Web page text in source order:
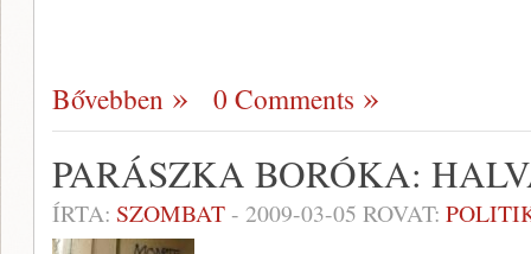
Bővebben 0 Comments
PARÁSZKA BORÓKA:
ÍRTA: SZOMBAT- 2009-03-05 ROVAT: